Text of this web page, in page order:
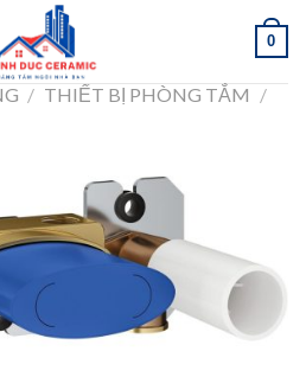
0
/ THIẾT BỊ PHÒNG TẮM /